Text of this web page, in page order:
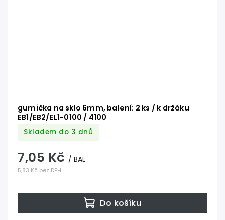
gumička na sklo 6mm, balení: 2 ks / k držáku
EB1/EB2/EL1-0100 / 4100
Skladem do 3 dnů
5,83 Kč bez DPH
7,05 Kč / BAL
Do košíku